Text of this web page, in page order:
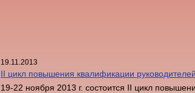
19.11.2013
II цикл повышения квалификации
19-22 ноября 2013 г. состоится II цикл